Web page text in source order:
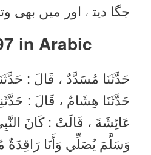
جگا دیتے اور میں بھی
in Arabic
حَدَّثَنَا مُسَدَّدٌ ، قَالَ :
حَدَّثَنَا هِشَامٌ ، قَالَ :
عَائِشَةَ ، قَالَتْ : كَانَ
وَسَلَّمَ يُصَلِّي وَأَنَا